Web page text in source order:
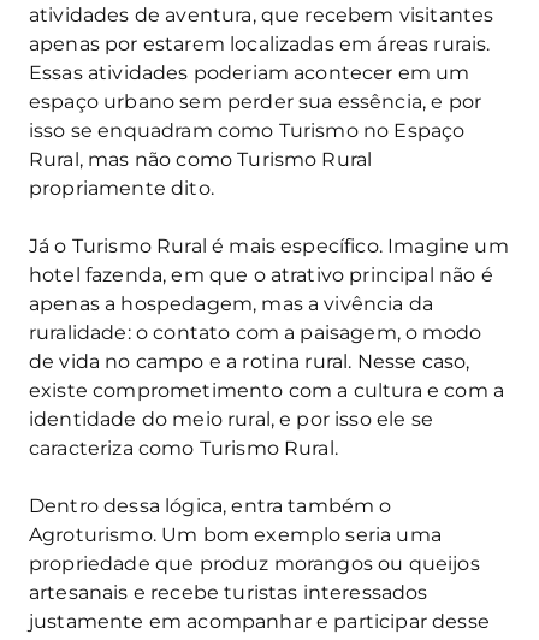
atividades de aventura, que recebem visitantes
apenas por estarem localizadas em áreas rurais.
Essas atividades poderiam acontecer em um
espaço urbano sem perder sua essência, e por
isso se enquadram como Turismo no Espaço
Rural, mas não como Turismo Rural
propriamente dito.
Já o Turismo Rural é mais específico. Imagine um
hotel fazenda, em que o atrativo principal não é
apenas a hospedagem, mas a vivência da
ruralidade: o contato com a paisagem, o modo
de vida no campo e a rotina rural. Nesse caso,
existe comprometimento com a cultura e com a
identidade do meio rural, e por isso ele se
caracteriza como Turismo Rural.
Dentro dessa lógica, entra também o
Agroturismo. Um bom exemplo seria uma
propriedade que produz morangos ou queijos
artesanais e recebe turistas interessados
justamente em acompanhar e participar desse